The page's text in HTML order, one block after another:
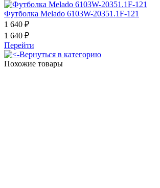
Футболка Melado 6103W-20351.1F-121
1 640 ₽
1 640 ₽
Перейти
Вернуться в категорию
Похожие товары